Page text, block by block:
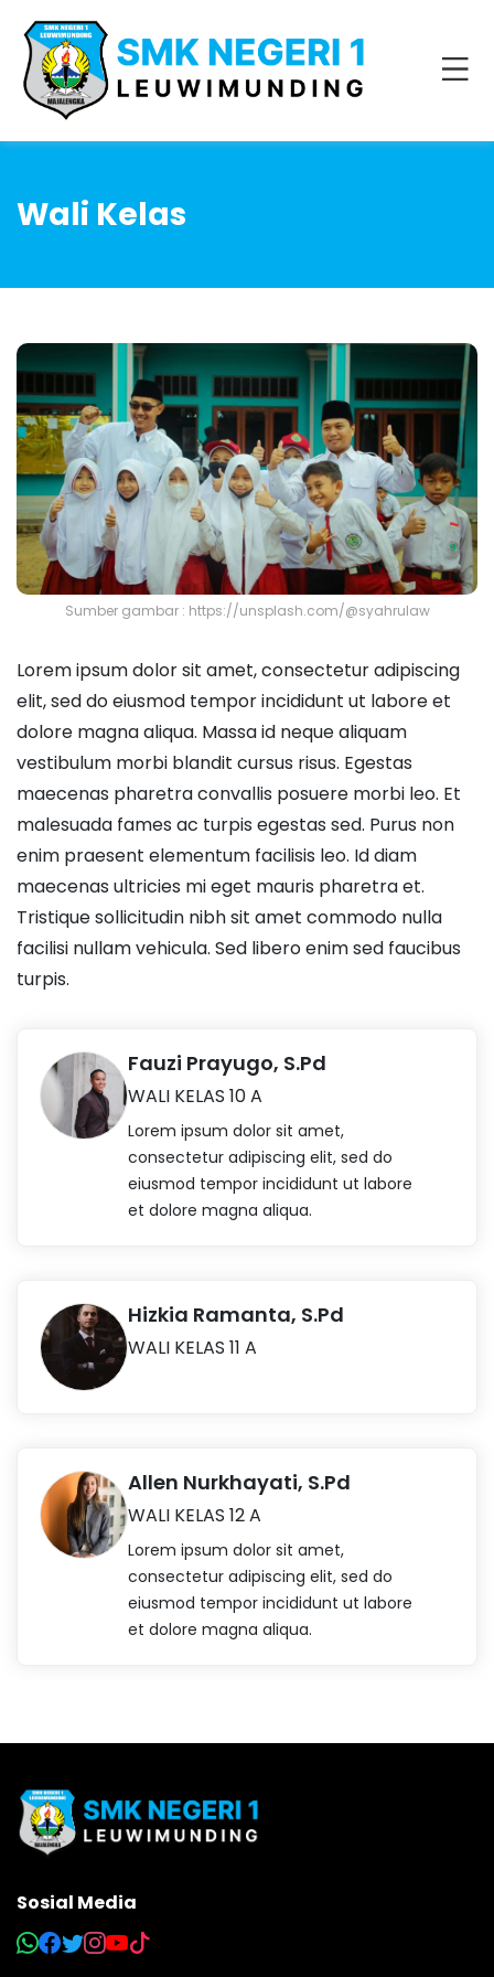
Wali Kelas
Sumber gambar : https://unsplash.com/@syahrulaw
Lorem ipsum dolor sit amet, consectetur adipiscing
elit, sed do eiusmod tempor incididunt ut labore et
dolore magna aliqua. Massa id neque aliquam
vestibulum morbi blandit cursus risus. Egestas
maecenas pharetra convallis posuere morbi leo. Et
malesuada fames ac turpis egestas sed. Purus non
enim praesent elementum facilisis leo. Id diam
maecenas ultricies mi eget mauris pharetra et.
Tristique sollicitudin nibh sit amet commodo nulla
facilisi nullam vehicula. Sed libero enim sed faucibus
turpis.
Fauzi Prayugo, S.Pd
WALI KELAS 10 A
Lorem ipsum dolor sit amet,
consectetur adipiscing elit, sed do
eiusmod tempor incididunt ut labore
et dolore magna aliqua.
Hizkia Ramanta, S.Pd
WALI KELAS 11 A
Allen Nurkhayati, S.Pd
WALI KELAS 12 A
Lorem ipsum dolor sit amet,
consectetur adipiscing elit, sed do
eiusmod tempor incididunt ut labore
et dolore magna aliqua.
Sosial Media